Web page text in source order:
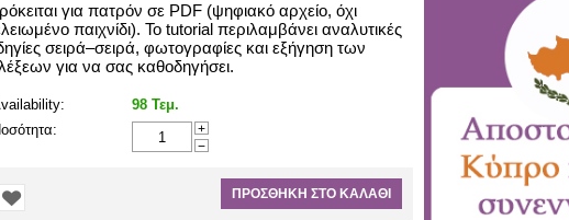
για πατρόν σε PDF (ψηφιακό αρχείο, όχι
παιχνίδι). Το tutorial περιλαμβάνει αναλυτικές
σειρά–σειρά, φωτογραφίες και εξήγηση των
για να σας καθοδηγήσει.
98 Τεμ.
+
−
ΠΡΟΣΘΉΚΗ ΣΤΟ ΚΑΛΆΘΙ